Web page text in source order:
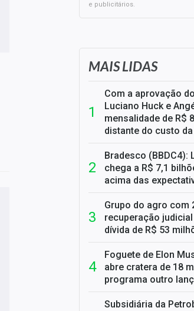
e publicitários.
MAIS LIDAS
Com a aprovação
Luciano Huck e
mensalidade de R$
distante do custo
Bradesco (BBDC4):
chega a R$ 7,1
acima das
Grupo do agro com
recuperação
dívida de R$ 53
Foguete de Elon
abre cratera de 18
programa outro
Subsidiária da